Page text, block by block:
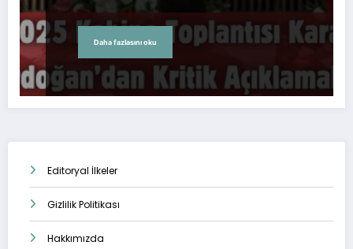
Daha fazlasını oku
Editoryal İlkeler
Gizlilik Politikası
Hakkımızda